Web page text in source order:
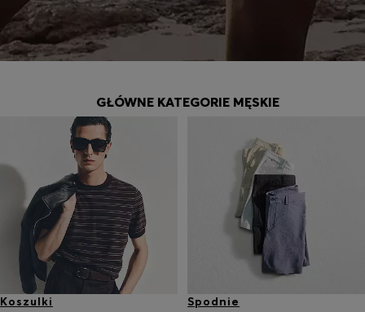
GŁÓWNE KATEGORIE MĘSKIE
Koszulki Spodnie